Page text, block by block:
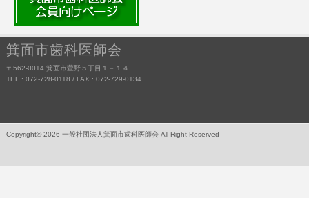
箕面市歯科医師会
〒562-0014 箕面市萱野５丁目１－１４
TEL : 072-728-0118 / FAX : 072-729-0134
Copyright© 2026 一般社団法人箕面市歯科医師会 All Right Reserved